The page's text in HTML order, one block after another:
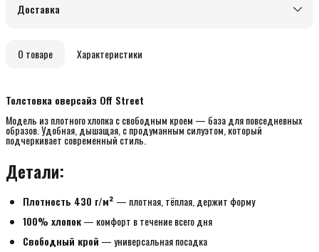
Доставка
О товаре Характеристики
Толстовка оверсайз Off Street
Модель из плотного хлопка с свободным кроем — база для повседневных
образов. Удобная, дышащая, с продуманным силуэтом, который
подчеркивает современный стиль.
Детали:
Плотность 430 г/м² — плотная, тёплая, держит форму
100% хлопок— комфорт в течение всего дня
Свободный крой — универсальная посадка